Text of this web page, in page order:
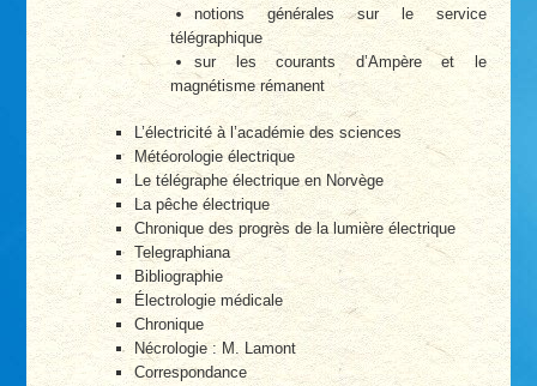
notions générales sur le service
télégraphique
sur les courants d’Ampère et le
magnétisme rémanent
L’électricité à l’académie des sciences
Météorologie électrique
Le télégraphe électrique en Norvège
La pêche électrique
Chronique des progrès de la lumière électrique
Telegraphiana
Bibliographie
Électrologie médicale
Chronique
Nécrologie : M. Lamont
Correspondance